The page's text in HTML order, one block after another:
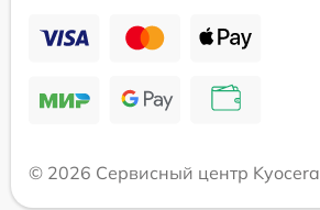
© 2026 Сервисный центр Kyocera